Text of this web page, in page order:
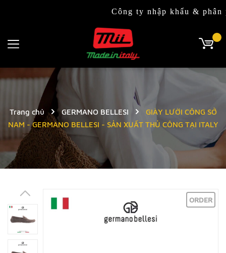
Công ty nhập khẩu & phân phối
Trang chủ GERMANO BELLESI
GIÀY LƯỜI CÔNG SỞ
NAM - GERMANO BELLESI - SẢN XUẤT THỦ CÔNG TẠI ITALY
ORDER